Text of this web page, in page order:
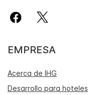
EMPRESA
Acerca de IHG
Desarrollo para hoteles